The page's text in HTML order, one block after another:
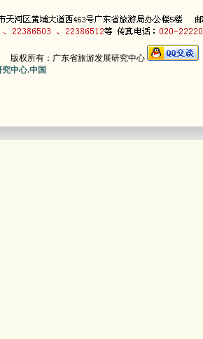
权所有：广东省旅游发展研究中心
中心.中国